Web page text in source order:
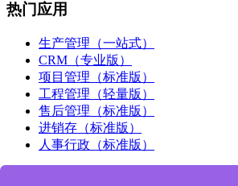
热门应用
生产管理（一站式）
CRM（专业版）
项目管理（标准版）
工程管理（轻量版）
售后管理（标准版）
进销存（标准版）
人事行政（标准版）